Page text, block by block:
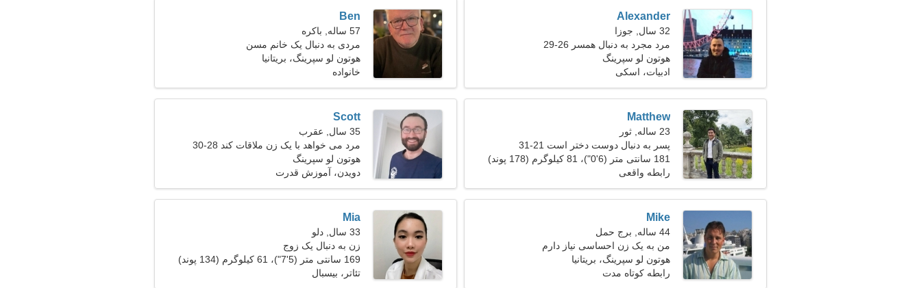
Alexander
32 سال, جوزا
مرد مجرد به دنبال همسر 26-29
هوتون لو سپرینگ
ادبیات، اسکی
Ben
57 ساله, باکره
مردی به دنبال یک خانم مسن
هوتون لو سپرینگ، بریتانیا
خانواده
Matthew
23 ساله, ثور
پسر به دنبال دوست دختر است 21-31
181 سانتی متر (6'0")، 81 کیلوگرم (178 پوند)
رابطه واقعی
Scott
35 سال, عقرب
مرد می خواهد با یک زن ملاقات کند 28-30
هوتون لو سپرینگ
دویدن، آموزش قدرت
Mike
44 ساله, برج حمل
من به یک زن احساسی نیاز دارم
هوتون لو سپرینگ، بریتانیا
رابطه کوتاه مدت
Mia
33 سال, دلو
زن به دنبال یک زوج
169 سانتی متر (5'7")، 61 کیلوگرم (134 پوند)
تئاتر، بیسبال